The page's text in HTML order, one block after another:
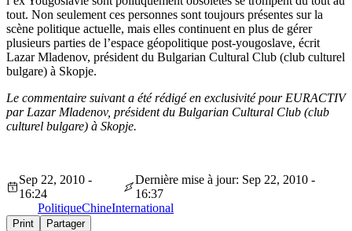
tout. Non seulement ces personnes sont toujours présentes sur la
scène politique actuelle, mais elles continuent en plus de gérer
plusieurs parties de l’espace géopolitique post-yougoslave, écrit
Lazar Mladenov, président du Bulgarian Cultural Club (club culturel
bulgare) à Skopje.
Le commentaire suivant a été rédigé en exclusivité pour EURACTIV
par Lazar Mladenov, président du Bulgarian Cultural Club (club
culturel bulgare) à Skopje.
Sep 22, 2010 -
16:24
Dernière mise à jour: Sep 22, 2010 -
16:37
PolitiqueChineInternational
Print Partager